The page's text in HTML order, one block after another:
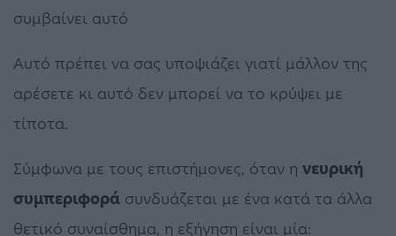
συμβαίνει αυτό
Αυτό πρέπει να σας υποψιάζει γιατί μάλλον της
αρέσετε κι αυτό δεν μπορεί να το κρύψει με
τίποτα.
Σύμφωνα με τους επιστήμονες, όταν η νευρική
συμπεριφορά συνδυάζεται με ένα κατά τα άλλα
θετικό συναίσθημα, η εξήγηση είναι μία: